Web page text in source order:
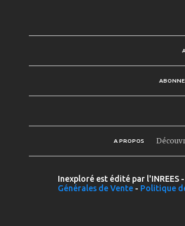
A PROPOS
Inexploré est édité par
Générales de Vente - Politique